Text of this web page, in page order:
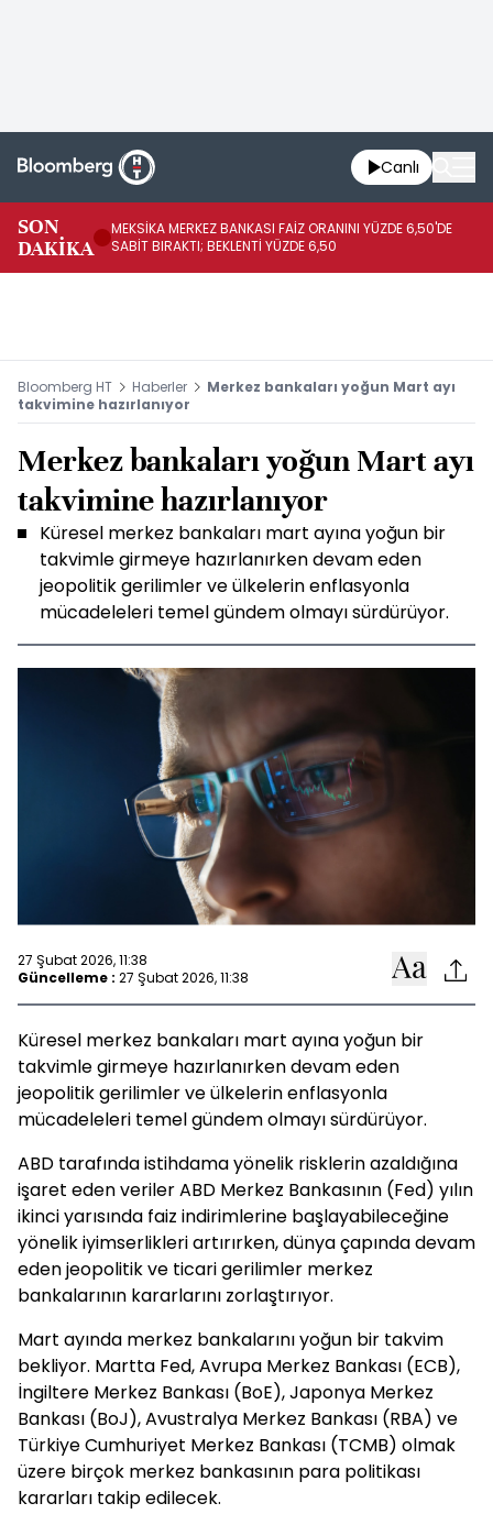
Canlı
SON
DAKİKA
MEKSİKA MERKEZ BANKASI FAİZ ORANINI YÜZDE 6,50'DE
SABİT BIRAKTI; BEKLENTİ YÜZDE 6,50
Bloomberg HT Haberler
Merkez bankaları yoğun Mart ayı
takvimine hazırlanıyor
Merkez bankaları yoğun Mart ayı
takvimine hazırlanıyor
Küresel merkez bankaları mart ayına yoğun bir
takvimle girmeye hazırlanırken devam eden
jeopolitik gerilimler ve ülkelerin enflasyonla
mücadeleleri temel gündem olmayı sürdürüyor.
27 Şubat 2026, 11:38
Güncelleme : 27 Şubat 2026, 11:38
Küresel merkez bankaları mart ayına yoğun bir
takvimle girmeye hazırlanırken devam eden
jeopolitik gerilimler ve ülkelerin enflasyonla
mücadeleleri temel gündem olmayı sürdürüyor.
ABD tarafında istihdama yönelik risklerin azaldığına
işaret eden veriler ABD Merkez Bankasının (Fed) yılın
ikinci yarısında faiz indirimlerine başlayabileceğine
yönelik iyimserlikleri artırırken, dünya çapında devam
eden jeopolitik ve ticari gerilimler merkez
bankalarının kararlarını zorlaştırıyor.
Mart ayında merkez bankalarını yoğun bir takvim
bekliyor. Martta Fed, Avrupa Merkez Bankası (ECB),
İngiltere Merkez Bankası (BoE), Japonya Merkez
Bankası (BoJ), Avustralya Merkez Bankası (RBA) ve
Türkiye Cumhuriyet Merkez Bankası (TCMB) olmak
üzere birçok merkez bankasının para politikası
kararları takip edilecek.